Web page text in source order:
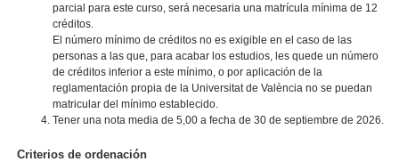
parcial para este curso, será necesaria una matrícula mínima de 12
créditos.
El número mínimo de créditos no es exigible en el caso de las
personas a las que, para acabar los estudios, les quede un número
de créditos inferior a este mínimo, o por aplicación de la
reglamentación propia de la Universitat de València no se puedan
matricular del mínimo establecido.
Tener una nota media de 5,00 a fecha de 30 de septiembre de 2026.
Criterios de ordenación